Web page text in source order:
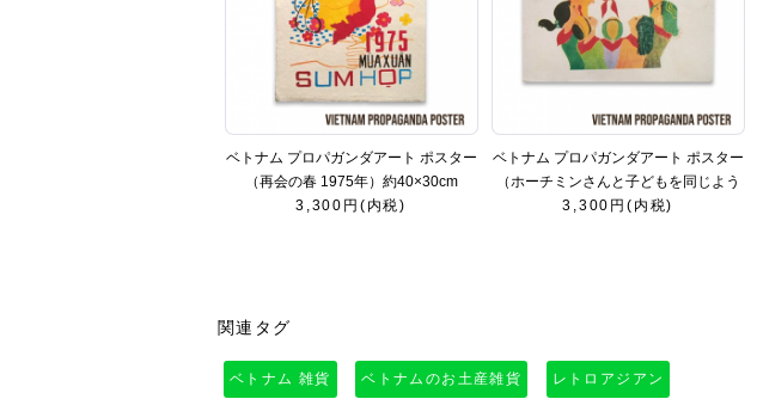
ベトナム プロパガンダアート ポスター
（再会の春 1975年）約40×30cm
3,300円(内税)
ベトナム プロパガンダアート ポスター
（ホーチミンさんと子どもを同じよう
に愛すること）約30×40cm
3,300円(内税)
関連タグ
ベトナム 雑貨 ベトナムのお土産雑貨 レトロアジアン